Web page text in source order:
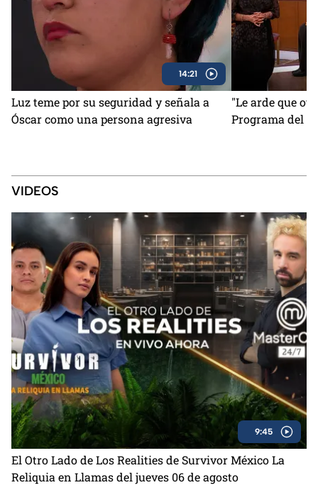
14:21
Luz teme por su seguridad y señala a
Óscar como una persona agresiva
"Le arde que
Programa del 6
VIDEOS
9:45
El Otro Lado de Los Realities de Survivor México La
Reliquia en Llamas del jueves 06 de agosto